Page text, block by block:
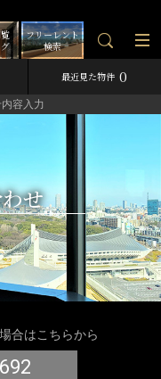
フリーレント
検索
最近見た物件 0
容入力
せ
合はこちらから